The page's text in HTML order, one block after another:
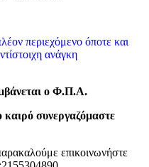
περιεχόμενο όποτε και
ανάγκη
ο Φ.Π.Α.
συνεργαζόμαστε
επικοινωνήστε